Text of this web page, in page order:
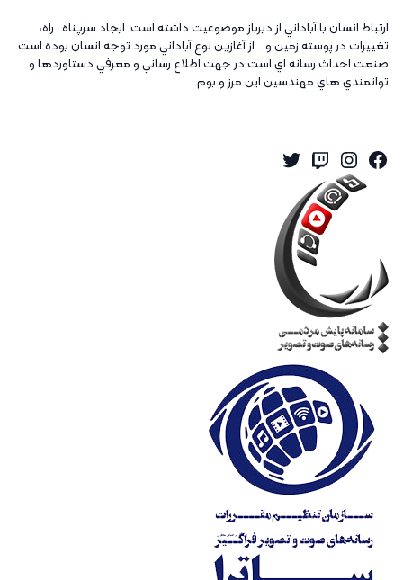
ارتباط انسان با آباداني از ديرباز موضوعيت داشته است. ايجاد سرپناه ، راه،
تغييرات در پوسته زمين و... از آغازين نوع آباداني مورد توجه انسان بوده است.
صنعت احداث رسانه اي است در جهت اطلاع رساني و معرفي دستاوردها و
توانمندي هاي مهندسين اين مرز و بوم.
Facebook
Instagram
Twitch
Twitter